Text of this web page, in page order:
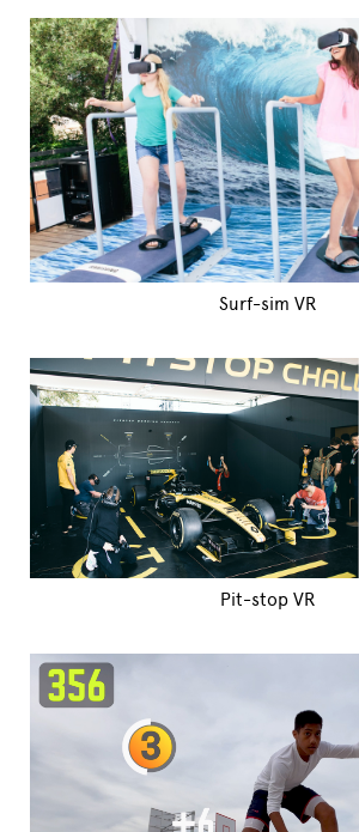
Surf-sim VR
Pit-stop VR